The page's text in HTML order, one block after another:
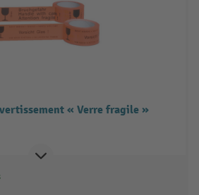
« Verre fragile »